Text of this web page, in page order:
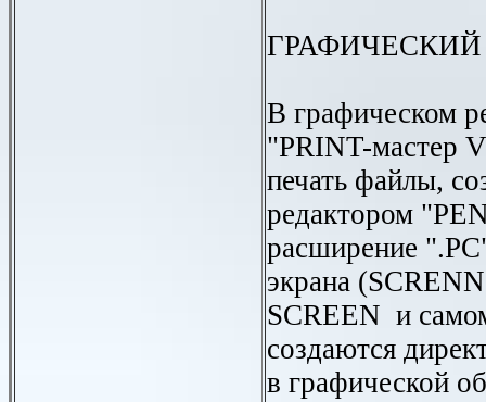
В графическом
"PRINT-мастер
печать файлы,
редактором
расширение
экрана
SCREEN и
создаются
в графической